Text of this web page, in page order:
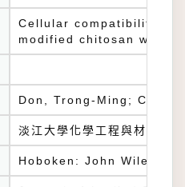
Cellular compatibility of
modified chitosan with
Don, Trong-Ming; Chou,
淡江大學化學工程與材料工
Hoboken: John Wiley &